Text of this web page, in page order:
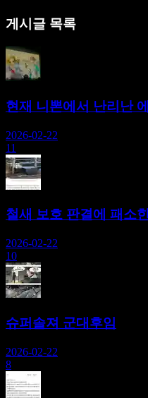
게시글 목록
현재 니뽄에서 난리난
2026-02-22
11
철새 보호 판결에 패소
2026-02-22
10
슈퍼솔져 군대후임
2026-02-22
8